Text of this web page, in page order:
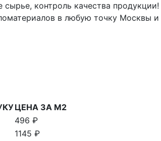
сырье, контроль качества продукции!
в любую точку Москвы и
ЦЕНА ЗА М2
496 ₽
1145 ₽